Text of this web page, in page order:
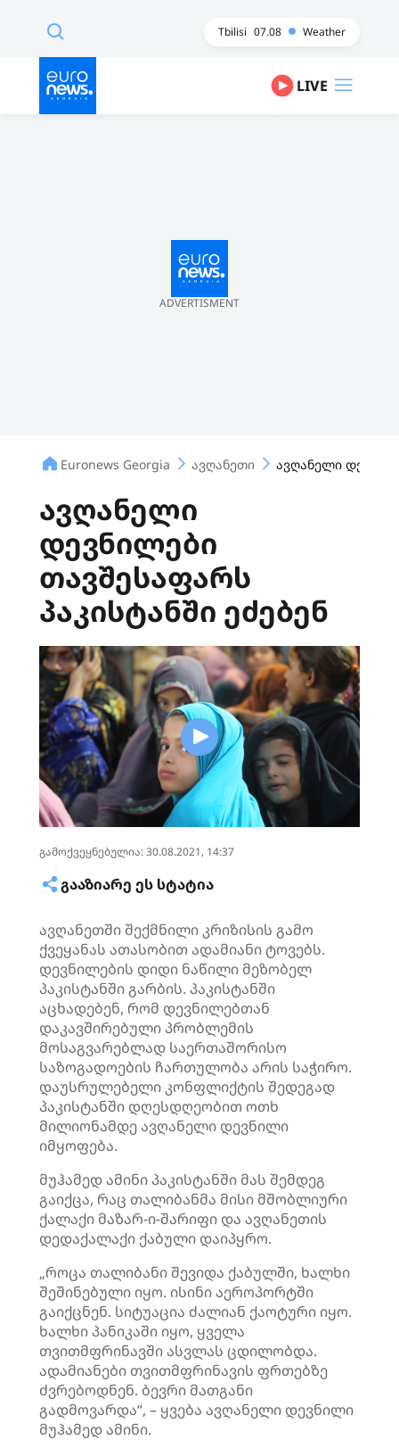
Tbilisi 07.08 Weather
LIVE
ADVERTISMENT
Euronews Georgia ავღანეთი ავღანელი
ავღანელი
დევნილები
თავშესაფარს
პაკისტანში ეძებენ
გამოქვეყნებულია: 30.08.2021, 14:37
ᲒᲐᲐᲖᲘᲐᲠᲔ ᲔᲡ ᲡᲢᲐᲢᲘᲐ
ავღანეთში შექმნილი კრიზისის გამო
ქვეყანას ათასობით ადამიანი ტოვებს.
დევნილების დიდი ნაწილი მეზობელ
პაკისტანში გარბის. პაკისტანში
აცხადებენ, რომ დევნილებთან
დაკავშირებული პრობლემის
მოსაგვარებლად საერთაშორისო
საზოგადოების ჩართულობა არის საჭირო.
დაუსრულებელი კონფლიქტის შედეგად
პაკისტანში დღესდღეობით ოთხ
მილიონამდე ავღანელი დევნილი
იმყოფება.
მუჰამედ ამინი პაკისტანში მას შემდეგ
გაიქცა, რაც თალიბანმა მისი მშობლიური
ქალაქი მაზარ-ი-შარიფი და ავღანეთის
დედაქალაქი ქაბული დაიპყრო.
„როცა თალიბანი შევიდა ქაბულში, ხალხი
შეშინებული იყო. ისინი აეროპორტში
გაიქცნენ. სიტუაცია ძალიან ქაოტური იყო.
ხალხი პანიკაში იყო, ყველა
თვითმფრინავში ასვლას ცდილობდა.
ადამიანები თვითმფრინავის ფრთებზე
ძვრებოდნენ. ბევრი მათგანი
გადმოვარდა“, – ყვება ავღანელი დევნილი
მუჰამედ ამინი.